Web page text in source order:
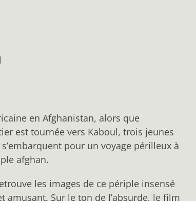
en Afghanistan, alors que
est tournée vers Kaboul, trois jeunes
pour un voyage périlleux à
afghan.
les images de ce périple insensé
amusant. Sur le ton de l’absurde, le film